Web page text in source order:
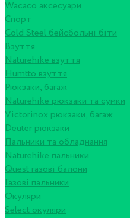
Wacaco аксесуари
Спорт
Cold Steel бейсбольні біти
Взуття
Naturehike взуття
Humtto взуття
Рюкзаки, багаж
Naturehike рюкзаки та сумки
Victorinox рюкзаки, багаж
Deuter рюкзаки
Пальники та обладнання
Naturehike пальники
Quest газові балони
Газові пальники
Окуляри
Select окуляри